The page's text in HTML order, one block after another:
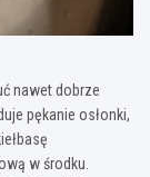
nawet dobrze
pękanie osłonki,
w środku.